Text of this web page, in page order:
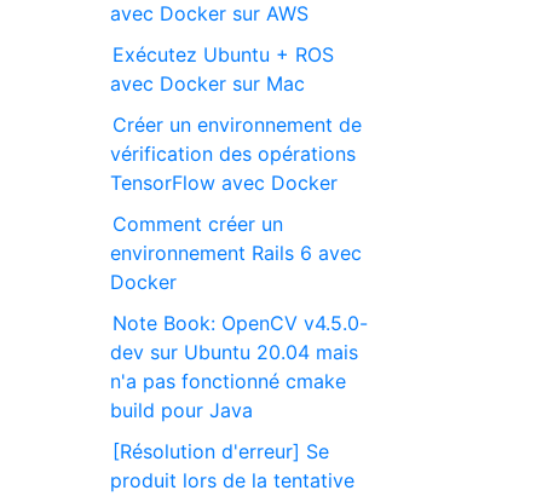
avec Docker sur AWS
Exécutez Ubuntu + ROS
avec Docker sur Mac
Créer un environnement de
vérification des opérations
TensorFlow avec Docker
Comment créer un
environnement Rails 6 avec
Docker
Note Book: OpenCV v4.5.0-
dev sur Ubuntu 20.04 mais
n'a pas fonctionné cmake
build pour Java
[Résolution d'erreur] Se
produit lors de la tentative